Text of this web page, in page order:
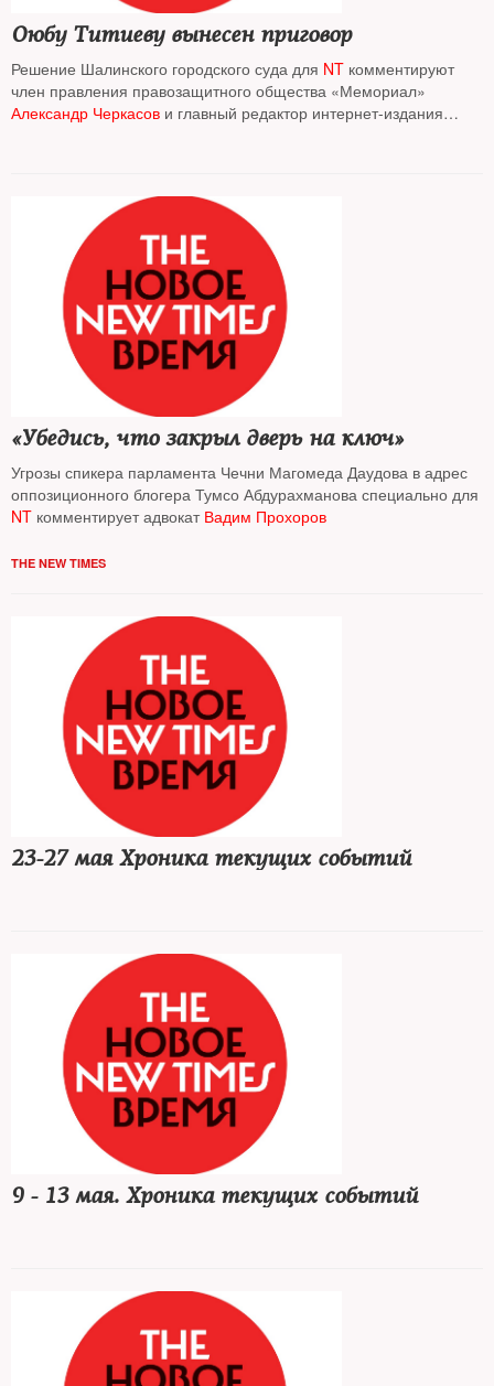
Оюбу Титиеву вынесен приговор
Решение Шалинского городского суда для NT комментируют
член правления правозащитного общества «Мемориал»
Александр Черкасов и главный редактор интернет-издания
«Убедись, что закрыл дверь на ключ»
Угрозы спикера парламента Чечни Магомеда Даудова в адрес
оппозиционного блогера Тумсо Абдурахманова специально для
NT комментирует адвокат Вадим Прохоров
THE NEW TIMES
23-27 мая Хроника текущих событий
9 - 13 мая. Хроника текущих событий